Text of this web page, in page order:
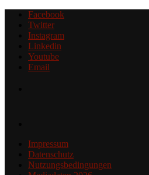
Facebook
Twitter
Instagram
Linkedin
Youtube
Email
Impressum
Datenschutz
Nutzungsbedingungen